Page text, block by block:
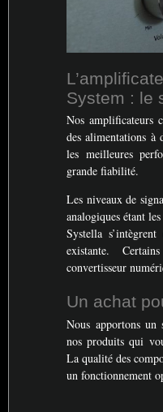
System : le
Nos amplificateurs
des alimentations à
les meilleures
grande fiabilité.
Les niveaux de
analogiques étant
Systella
existante.
convertisseur
Un achat
Nous apportons un
nos produits qui
La qualité des
un fonctionnement